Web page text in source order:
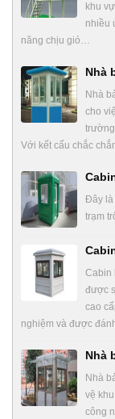
khu
nhiều
năng chịu gió…
Nhà
Nhà
cho
Với kết cấu chắc
Đây là
trạm
Cabin
được
cao
nghiệm và được
Nhà
Nhà
vệ
công